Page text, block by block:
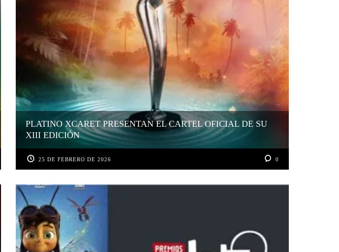
PLATINO XCARET PRESENTAN EL CARTEL OFICIAL DE SU
XIII EDICIÓN
25 DE FEBRERO DE 2026 0